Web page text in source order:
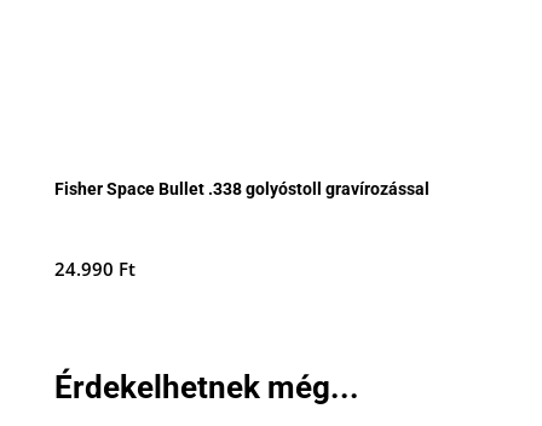
Fisher Space Bullet .338 golyóstoll gravírozással
24.990 Ft
Érdekelhetnek még...